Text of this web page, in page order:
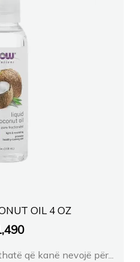
OIL 4 OZ
që kanë nevojë për...